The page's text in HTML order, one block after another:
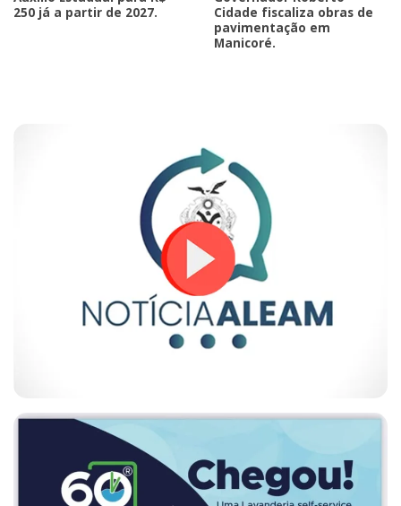
250 já a partir de 2027.
Cidade fiscaliza obras de
pavimentação em
Manicoré.